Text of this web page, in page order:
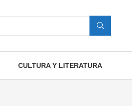
CULTURA Y LITERATURA